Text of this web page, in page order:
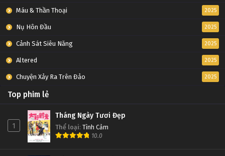
Máu & Thần Thoại 2025
Nụ Hôn Đầu 2025
Cảnh Sát Siêu Năng 2025
Altered 2025
Chuyện Xảy Ra Trên Đảo 2025
Top phim lẻ
1
Tháng Ngày Tươi Đẹp
Thể loại: Tình Cảm
10.0